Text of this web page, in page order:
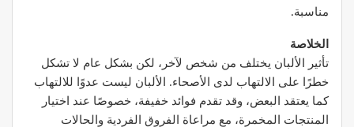
مناسبة.
الخلاصة
تأثير الألبان يختلف من شخص لآخر، لكن بشكل عام لا تشكل
خطرًا على الالتهاب لدى الأصحاء. الألبان ليست عدوًا للالتهاب
كما يعتقد البعض، وقد تقدم فوائد خفيفة، خصوصًا عند اختيار
المنتجات المخمرة، مع مراعاة الفروق الفردية والحالات